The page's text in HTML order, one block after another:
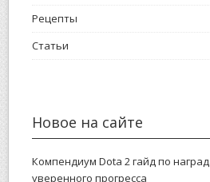
Рецепты
Статьи
Новое на сайте
Компендиум Dota 2 гайд по
уверенного прогресса